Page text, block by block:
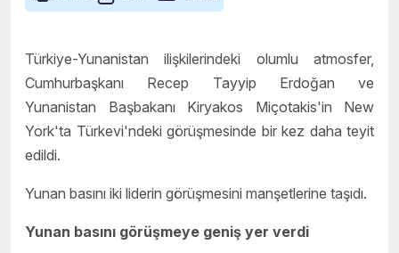
Türkiye-Yunanistan ilişkilerindeki olumlu atmosfer,
Cumhurbaşkanı Recep Tayyip Erdoğan ve
Yunanistan Başbakanı Kiryakos Miçotakis'in New
York'ta Türkevi'ndeki görüşmesinde bir kez daha teyit
edildi.
Yunan basını iki liderin görüşmesini manşetlerine taşıdı.
Yunan basını görüşmeye geniş yer verdi